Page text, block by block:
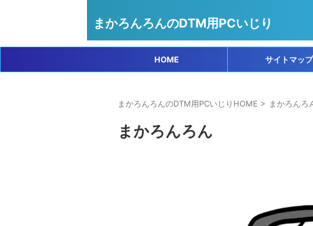
まかろんろんのDTM用PCいじり
HOME サイトマップ
まかろんろんのDTM用PCいじりHOME > まかろんろ
まかろんろん